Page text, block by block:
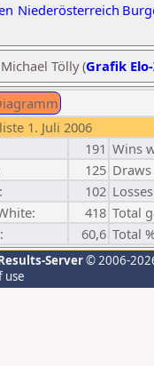
Niederösterreich
Tölly (Grafik
1. Juli 2006
191 Wins
125
102
418 Total
60,6 Total
Server© 2006-
use